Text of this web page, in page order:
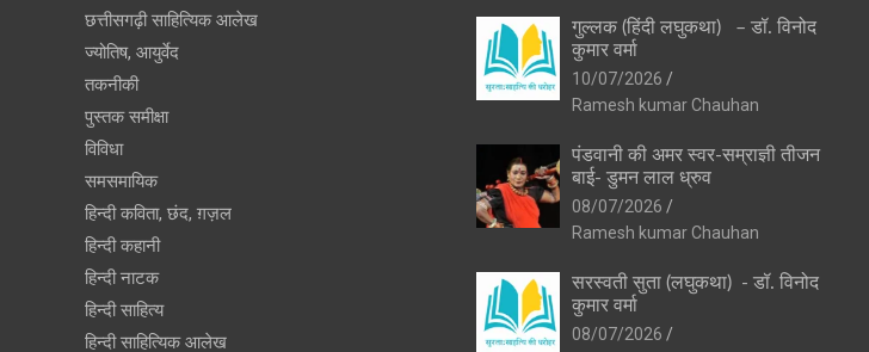
छत्तीसगढ़ी साहित्यिक आलेख
ज्योतिष, आयुर्वेद
तकनीकी
पुस्‍तक समीक्षा
विविधा
समसमायिक
हिन्दी कविता, छंद, ग़ज़ल
हिन्दी कहानी
हिन्‍दी नाटक
हिन्दी साहित्य
हिन्दी साहित्यिक आलेख
गुल्लक (हिंदी लघुकथा) – डॉ. विनोद
कुमार वर्मा
10/07/2026
Ramesh kumar Chauhan
पंडवानी की अमर स्वर-सम्राज्ञी तीजन
बाई- डुमन लाल ध्रुव
08/07/2026
Ramesh kumar Chauhan
सरस्वती सुता (लघुकथा) ​- डॉ. विनोद
कुमार वर्मा
08/07/2026